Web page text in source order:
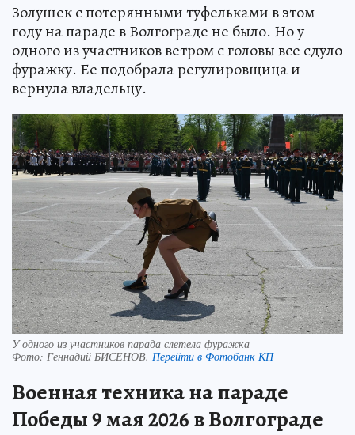
Золушек с потерянными туфельками в этом
году на параде в Волгограде не было. Но у
одного из участников ветром с головы все сдуло
фуражку. Ее подобрала регулировщица и
вернула владельцу.
У одного из участников парада слетела фуражка
Фото: Геннадий БИСЕНОВ. Перейти в Фотобанк КП
Военная техника на параде
Победы 9 мая 2026 в Волгограде